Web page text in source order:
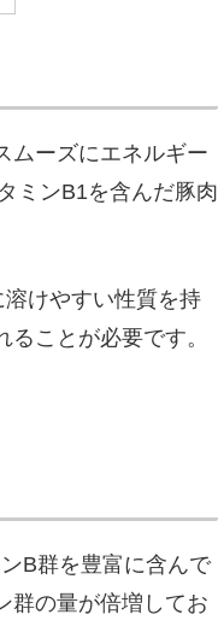
ムーズにエネルギー
ミンB1を含んだ豚肉
けやすい性質を持
ことが必要です。
B群を豊富に含んで
群の量が倍増してお